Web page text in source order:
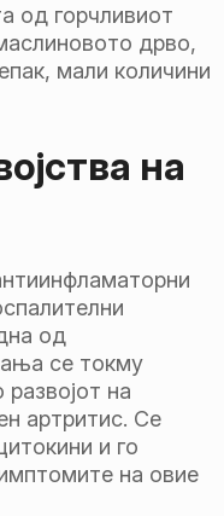
од горчливиот
дрво,
мали количини
на
од
се токму
на
артритис. Се
и го
на овие